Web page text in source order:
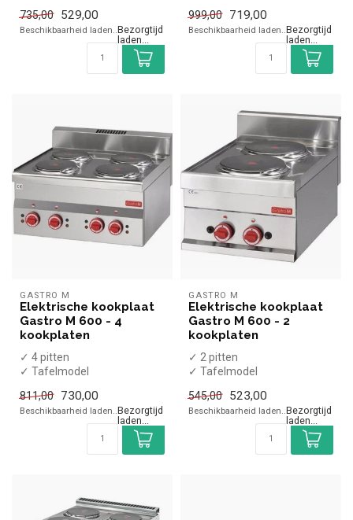
✓ 400 Volt
735,00 529,00
Bezorging: 2-4 weken, wij
999,00
719,00
Beschikbaarheid laden..
GASTRO M
Elektrische kookplaat
Gastro M 600 - 4
kookplaten
✓ 4 pitten
✓ 6 kW
✓ 400 Volt
811,00 730,00
Beschikbaarheid laden..
GASTRO M
Elektrische kookplaat
Gastro M 600 - 2
kookplaten
✓ 2 pitten
✓ 3 kW
✓ 400 Volt
545,00 523,00
Beschikbaarheid laden..